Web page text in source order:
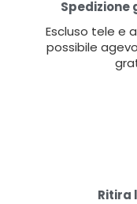
Escluso tele e
possibile
Ritira